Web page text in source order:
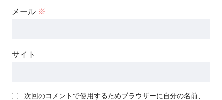
メール ※
サイト
次回のコメントで使用するためブラウザーに自分の名前、